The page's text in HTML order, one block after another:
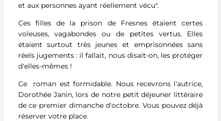
et aux personnes ayant réellement vécu".
Ces filles de la prison de Fresnes étaient certes
voleuses, vagabondes ou de petites vertus. Elles
étaient surtout très jeunes et emprisonnées sans
réels jugements : il fallait, nous disait-on, les protéger
d'elles-mêmes !
Ce roman est formidable. Nous recevrons l'autrice,
Dorothée Janin, lors de notre petit déjeuner littéraire
de ce premier dimanche d'octobre. Vous pouvez déjà
réserver votre place.